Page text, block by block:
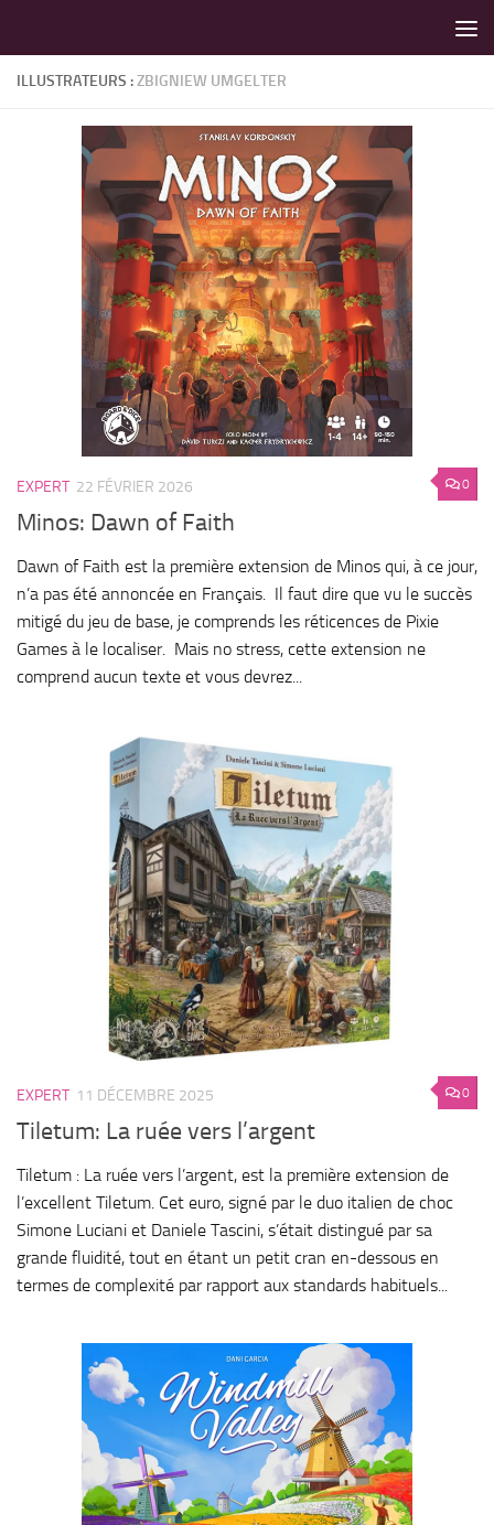
ILLUSTRATEURS :ZBIGNIEW UMGELTER
0
EXPERT 22 FÉVRIER 2026
Minos: Dawn of Faith
Dawn of Faith est la première extension de Minos qui, à ce jour,
n’a pas été annoncée en Français. Il faut dire que vu le succès
mitigé du jeu de base, je comprends les réticences de Pixie
Games à le localiser. Mais no stress, cette extension ne
comprend aucun texte et vous devrez...
0
EXPERT 11 DÉCEMBRE 2025
Tiletum: La ruée vers l’argent
Tiletum : La ruée vers l’argent, est la première extension de
l’excellent Tiletum. Cet euro, signé par le duo italien de choc
Simone Luciani et Daniele Tascini, s’était distingué par sa
grande fluidité, tout en étant un petit cran en-dessous en
termes de complexité par rapport aux standards habituels...